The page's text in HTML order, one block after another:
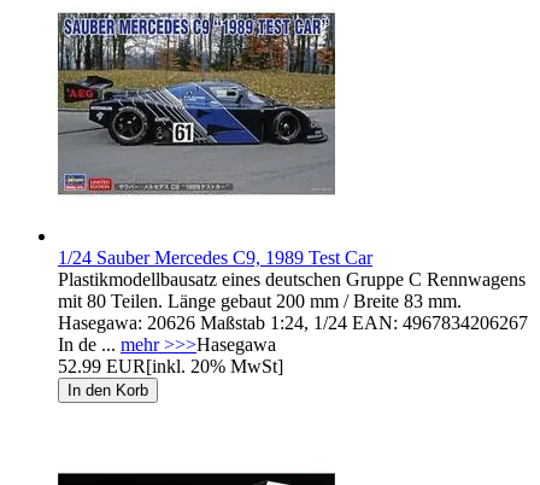
1/24 Sauber Mercedes C9, 1989 Test Car
Plastikmodellbausatz eines deutschen Gruppe C Rennwagens
mit 80 Teilen. Länge gebaut 200 mm / Breite 83 mm.
Hasegawa: 20626 Maßstab 1:24, 1/24 EAN: 4967834206267
In de ... mehr >>>Hasegawa
52.99 EUR[inkl. 20% MwSt]